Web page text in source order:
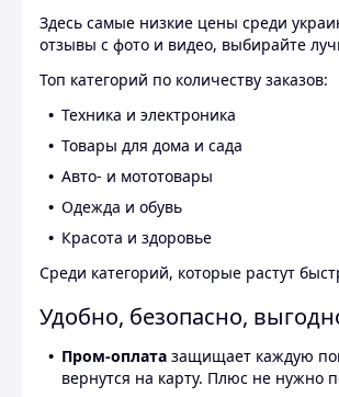
Здесь самые низкие цены среди
отзывы с фото и видео, выбирайте
Топ категорий по количеству заказов:
Техника и электроника
Товары для дома и сада
Авто- и мототовары
Одежда и обувь
Красота и здоровье
Среди категорий, которые растут
Удобно, безопасно,
Пром-оплата защищает каждую
вернутся на карту. Плюс не нужно